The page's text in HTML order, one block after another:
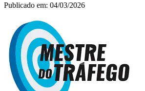
Publicado em: 04/03/2026